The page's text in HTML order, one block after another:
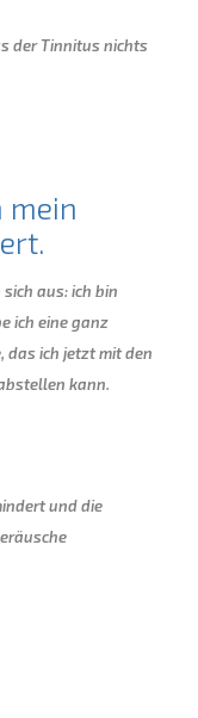
der Tinnitus nichts
mein
aus: ich bin
ich eine ganz
das ich jetzt mit den
kann.
und die